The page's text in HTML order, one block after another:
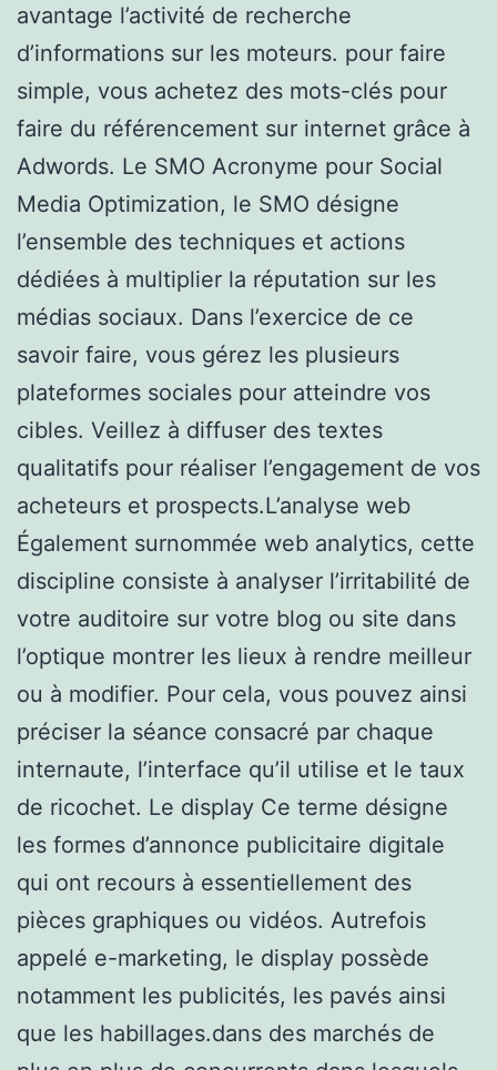
avantage l’activité de recherche
d’informations sur les moteurs. pour faire
simple, vous achetez des mots-clés pour
faire du référencement sur internet grâce à
Adwords. Le SMO Acronyme pour Social
Media Optimization, le SMO désigne
l’ensemble des techniques et actions
dédiées à multiplier la réputation sur les
médias sociaux. Dans l’exercice de ce
savoir faire, vous gérez les plusieurs
plateformes sociales pour atteindre vos
cibles. Veillez à diffuser des textes
qualitatifs pour réaliser l’engagement de vos
acheteurs et prospects.L’analyse web
Également surnommée web analytics, cette
discipline consiste à analyser l’irritabilité de
votre auditoire sur votre blog ou site dans
l’optique montrer les lieux à rendre meilleur
ou à modifier. Pour cela, vous pouvez ainsi
préciser la séance consacré par chaque
internaute, l’interface qu’il utilise et le taux
de ricochet. Le display Ce terme désigne
les formes d’annonce publicitaire digitale
qui ont recours à essentiellement des
pièces graphiques ou vidéos. Autrefois
appelé e-marketing, le display possède
notamment les publicités, les pavés ainsi
que les habillages.dans des marchés de